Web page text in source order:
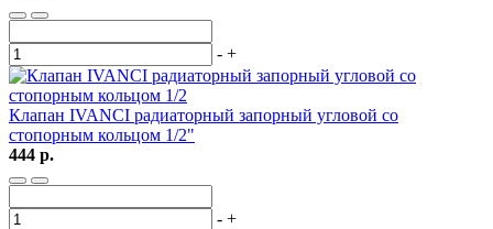
- +
Клапан IVANCI радиаторный запорный угловой со
стопорным кольцом 1/2"
444 р.
- +